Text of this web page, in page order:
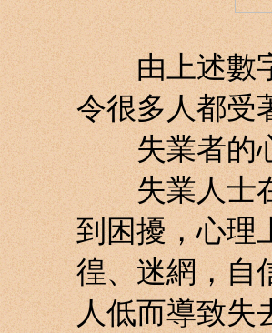
由上述數字
令很多人都受
失業者的
失業人士在
到困擾，心理
徨、迷網，自
人低而導致失